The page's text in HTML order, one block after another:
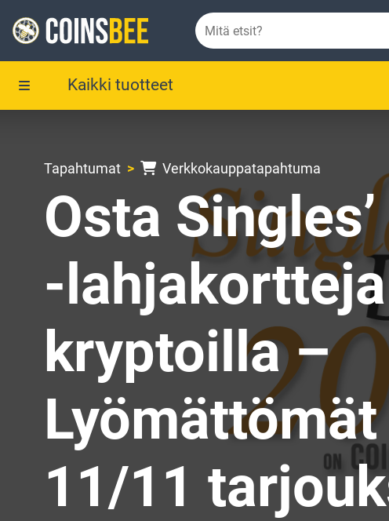
Kaikki tuotteet
Tapahtumat Verkkokauppatapahtuma
Osta
-lahjakortteja
kryptoilla –
Lyömättömät
11/11